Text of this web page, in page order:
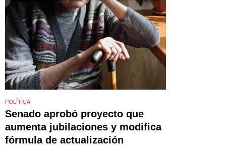
POLÍTICA
Senado aprobó proyecto que
aumenta jubilaciones y modifica
fórmula de actualización